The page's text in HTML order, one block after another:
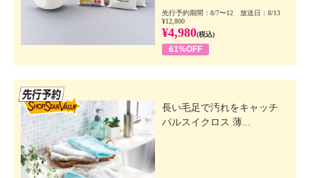
先行予約期間：8/7〜12 放送日：8/13
¥12,800
¥4,980(税込)
61%OFF
長い毛足で汚れをキャッチ
パルスイクロス 薄...